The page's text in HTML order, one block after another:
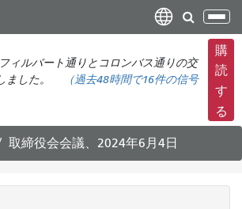
コ
ン
ン
ツ
に
ナ
ビ
ゲ
ー
シ
ョ
の
切
ィルバート通りとコロンバス通りの交
した。
（過去48時間で16件の信号
購
読
す
る
取締役会会議、2024年6月4日